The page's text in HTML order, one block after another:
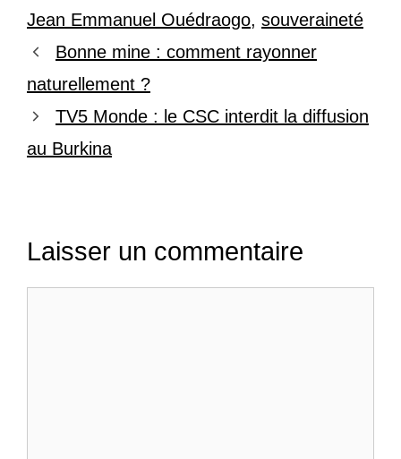
Jean Emmanuel Ouédraogo, souveraineté
Bonne mine : comment rayonner
naturellement ?
TV5 Monde : le CSC interdit la diffusion
au Burkina
Laisser un commentaire